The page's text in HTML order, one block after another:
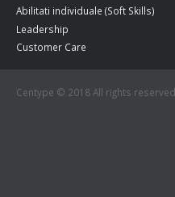
Abilitati individuale (Soft Skills)
Leadership
Customer Care
Centype © 2018 All rights